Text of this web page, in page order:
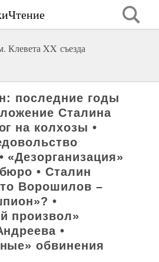
Клевета XX съезда
последние годы
Сталина
на колхозы •
• Сталин
Ворошилов –
•
произвол»
•
обвинения